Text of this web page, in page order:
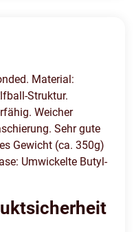
Material:
Struktur.
Weicher
Sehr gute
Gewicht (ca. 350g)
Umwickelte Butyl-